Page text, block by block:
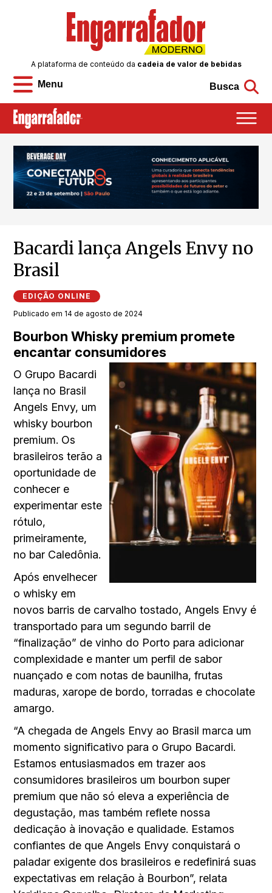
Menu
A plataforma de conteúdo da cadeia de valor de bebidas
Busca
Bacardi lança Angels Envy no
Brasil
EDIÇÃO ONLINE
Publicado em 14 de agosto de 2024
Bourbon Whisky premium promete
encantar consumidores
O Grupo Bacardi
lança no Brasil
Angels Envy, um
whisky bourbon
premium. Os
brasileiros terão a
oportunidade de
conhecer e
experimentar este
rótulo,
primeiramente,
no bar Caledônia.
Após envelhecer
o whisky em
novos barris de carvalho tostado, Angels Envy é
transportado para um segundo barril de
“finalização” de vinho do Porto para adicionar
complexidade e manter um perfil de sabor
nuançado e com notas de baunilha, frutas
maduras, xarope de bordo, torradas e chocolate
amargo.
“A chegada de Angels Envy ao Brasil marca um
momento significativo para o Grupo Bacardi.
Estamos entusiasmados em trazer aos
consumidores brasileiros um bourbon super
premium que não só eleva a experiência de
degustação, mas também reflete nossa
dedicação à inovação e qualidade. Estamos
confiantes de que Angels Envy conquistará o
paladar exigente dos brasileiros e redefinirá suas
expectativas em relação à Bourbon”, relata